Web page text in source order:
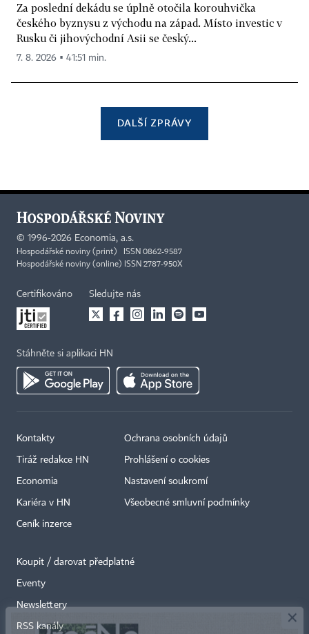
Za poslední dekádu se úplně otočila korouhvička
českého byznysu z východu na západ. Místo investic v
Rusku či jihovýchodní Asii se český...
7. 8. 2026 ▪ 41:51 min.
DALŠÍ ZPRÁVY
© 1996-2026 Economia, a.s.
Hospodářské noviny (print) ISSN 0862-9587
Hospodářské noviny (online) ISSN 2787-950X
Certifikováno Sledujte nás
Stáhněte si aplikaci HN
Kontakty
Tiráž redakce HN
Economia
Kariéra v HN
Ceník inzerce
Ochrana osobních údajů
Prohlášení o cookies
Nastavení soukromí
Všeobecné smluvní podmínky
Koupit / darovat předplatné
Eventy
Newslettery
RSS kanály